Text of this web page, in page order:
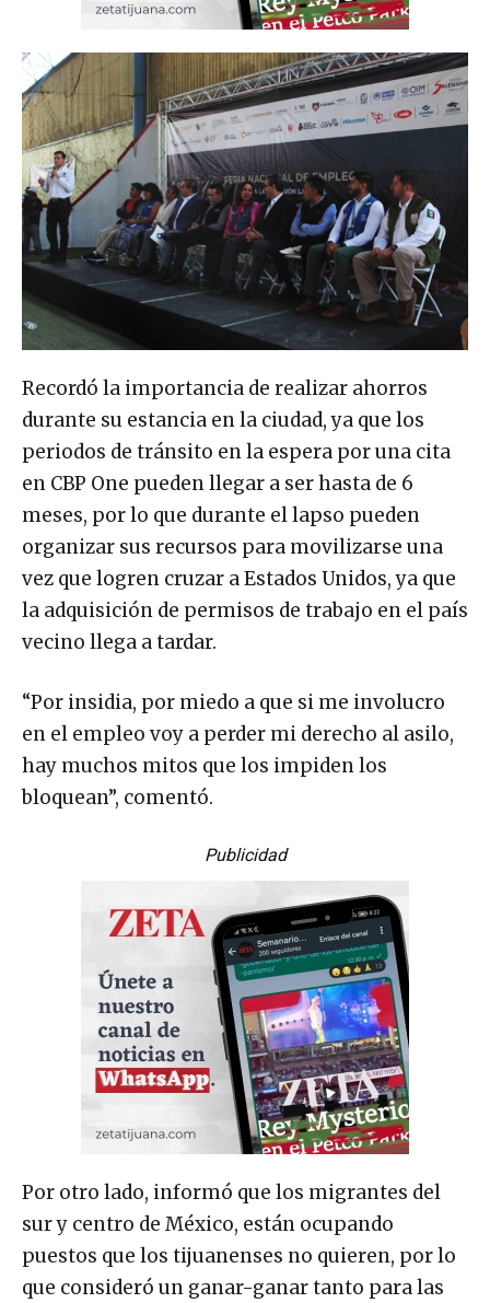
Recordó la importancia de realizar ahorros
durante su estancia en la ciudad, ya que los
periodos de tránsito en la espera por una cita
en CBP One pueden llegar a ser hasta de 6
meses, por lo que durante el lapso pueden
organizar sus recursos para movilizarse una
vez que logren cruzar a Estados Unidos, ya que
la adquisición de permisos de trabajo en el país
vecino llega a tardar.
“Por insidia, por miedo a que si me involucro
en el empleo voy a perder mi derecho al asilo,
hay muchos mitos que los impiden los
bloquean”, comentó.
Publicidad
Por otro lado, informó que los migrantes del
sur y centro de México, están ocupando
puestos que los tijuanenses no quieren, por lo
que consideró un ganar-ganar tanto para las